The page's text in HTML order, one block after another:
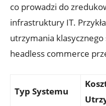
co prowadzi do
infrastruktury IT.
utrzymania⁤
headless commerce
Typ Systemu